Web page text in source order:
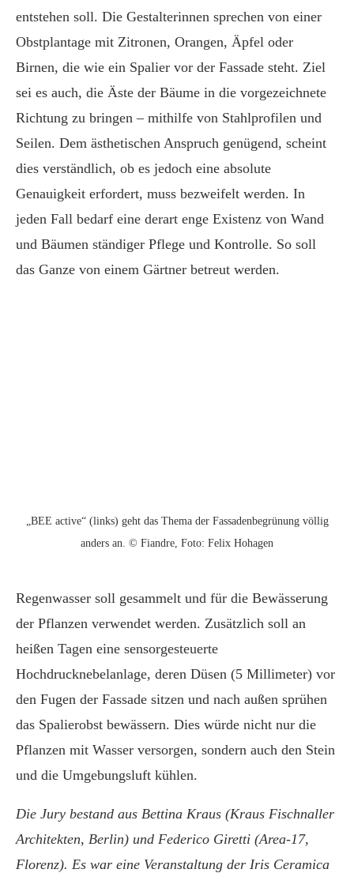
entstehen soll. Die Gestalterinnen sprechen von einer
Obstplantage mit Zitronen, Orangen, Äpfel oder
Birnen, die wie ein Spalier vor der Fassade steht. Ziel
sei es auch, die Äste der Bäume in die vorgezeichnete
Richtung zu bringen – mithilfe von Stahlprofilen und
Seilen. Dem ästhetischen Anspruch genügend, scheint
dies verständlich, ob es jedoch eine absolute
Genauigkeit erfordert, muss bezweifelt werden. In
jeden Fall bedarf eine derart enge Existenz von Wand
und Bäumen ständiger Pflege und Kontrolle. So soll
das Ganze von einem Gärtner betreut werden.
„BEE active“ (links) geht das Thema der Fassadenbegrünung völlig
anders an. © Fiandre, Foto: Felix Hohagen
Regenwasser soll gesammelt und für die Bewässerung
der Pflanzen verwendet werden. Zusätzlich soll an
heißen Tagen eine sensorgesteuerte
Hochdrucknebelanlage, deren Düsen (5 Millimeter) vor
den Fugen der Fassade sitzen und nach außen sprühen
das Spalierobst bewässern. Dies würde nicht nur die
Pflanzen mit Wasser versorgen, sondern auch den Stein
und die Umgebungsluft kühlen.
Die Jury bestand aus Bettina Kraus (Kraus Fischnaller
Architekten, Berlin) und Federico Giretti (Area-17,
Florenz). Es war eine Veranstaltung der Iris Ceramica